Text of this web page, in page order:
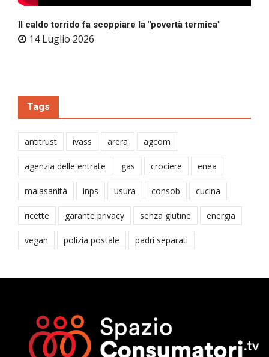
Il caldo torrido fa scoppiare la "povertà termica"
14 Luglio 2026
Tags
antitrust ivass arera agcom
agenzia delle entrate gas crociere enea
malasanità inps usura consob cucina
ricette garante privacy senza glutine energia
vegan polizia postale padri separati